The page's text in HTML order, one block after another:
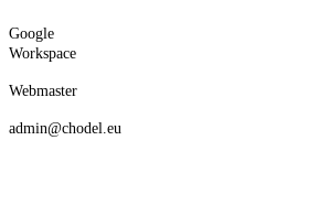
Google
Workspace
Webmaster
admin@chodel.eu